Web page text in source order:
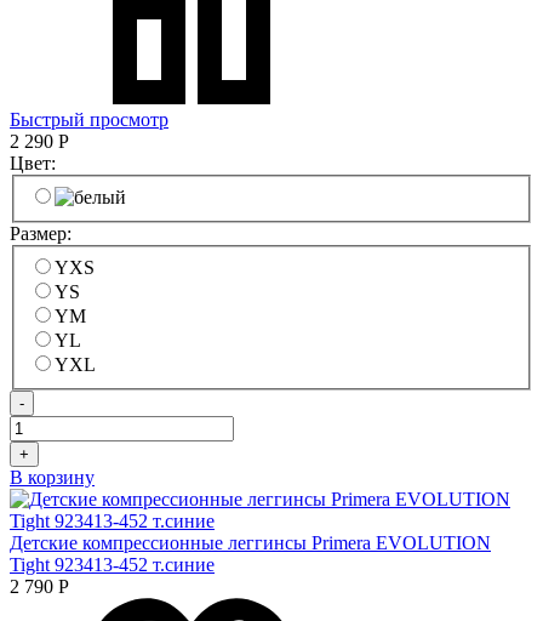
Быстрый просмотр
2 290 Р
Цвет:
Размер:
YXS
YS
YM
YL
YXL
-
+
В корзину
Детские компрессионные леггинсы Primera EVOLUTION
Tight 923413-452 т.синие
2 790 Р